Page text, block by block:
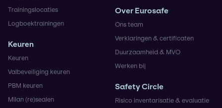
Trainingslocaties
Logboektrainingen
Keuren
Keuren
Valbeveiliging keuren
PBM keuren
Milan (re)sealen
Over Eurosafe
Ons team
Verklaringen & certificaten
Duurzaamheid & MVO
Werken bij
Safety Circle
Risico inventarisatie & evaluatie